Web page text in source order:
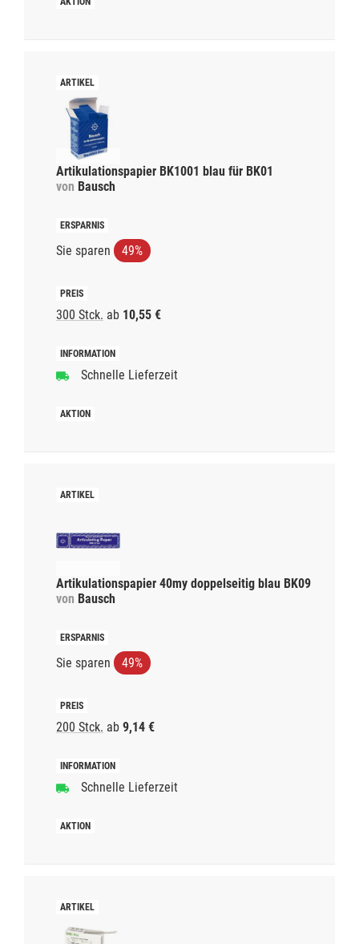
Artikulationspapier BK1001 blau für BK01
von Bausch
Sie sparen 49%
300 Stck. ab 10,55 €
Schnelle Lieferzeit
Artikulationspapier 40my doppelseitig blau BK09
von Bausch
Sie sparen 49%
200 Stck. ab 9,14 €
Schnelle Lieferzeit